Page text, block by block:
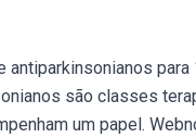
para
são classes
um papel.